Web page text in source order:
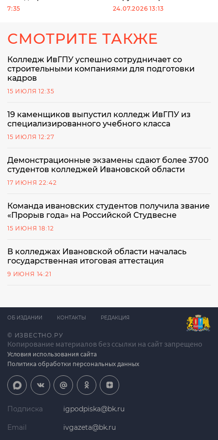
7:35 24.07.2026 13:13
СМОТРИТЕ ТАКЖЕ
Колледж ИвГПУ успешно сотрудничает со
строительными компаниями для подготовки
кадров
15 ИЮЛЯ 12:35
19 каменщиков выпустил колледж ИвГПУ из
специализированного учебного класса
15 ИЮЛЯ 12:27
Демонстрационные экзамены сдают более 3700
студентов колледжей Ивановской области
17 ИЮНЯ 22:42
Команда ивановских студентов получила звание
«Прорыв года» на Российской Студвесне
15 ИЮНЯ 18:12
В колледжах Ивановской области началась
государственная итоговая аттестация
9 ИЮНЯ 14:21
© ИЗВЕСТНО.РУ
Копирование материалов без ссылки на сайт запрещено
Условия использования сайта
Политика обработки персональных данных
ОБ ИЗДАНИИ КОНТАКТЫ РЕДАКЦИЯ
Подписка igpodpiska@bk.ru
Email ivgazeta@bk.ru